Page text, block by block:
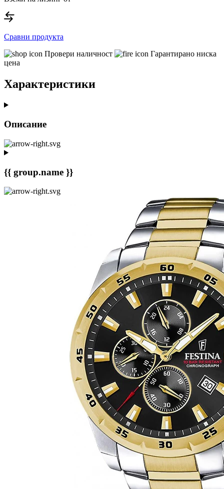
Сравни продукта
Провери наличност
Гарантирано ниска
цена
Характеристики
Описание
{{ group.name }}